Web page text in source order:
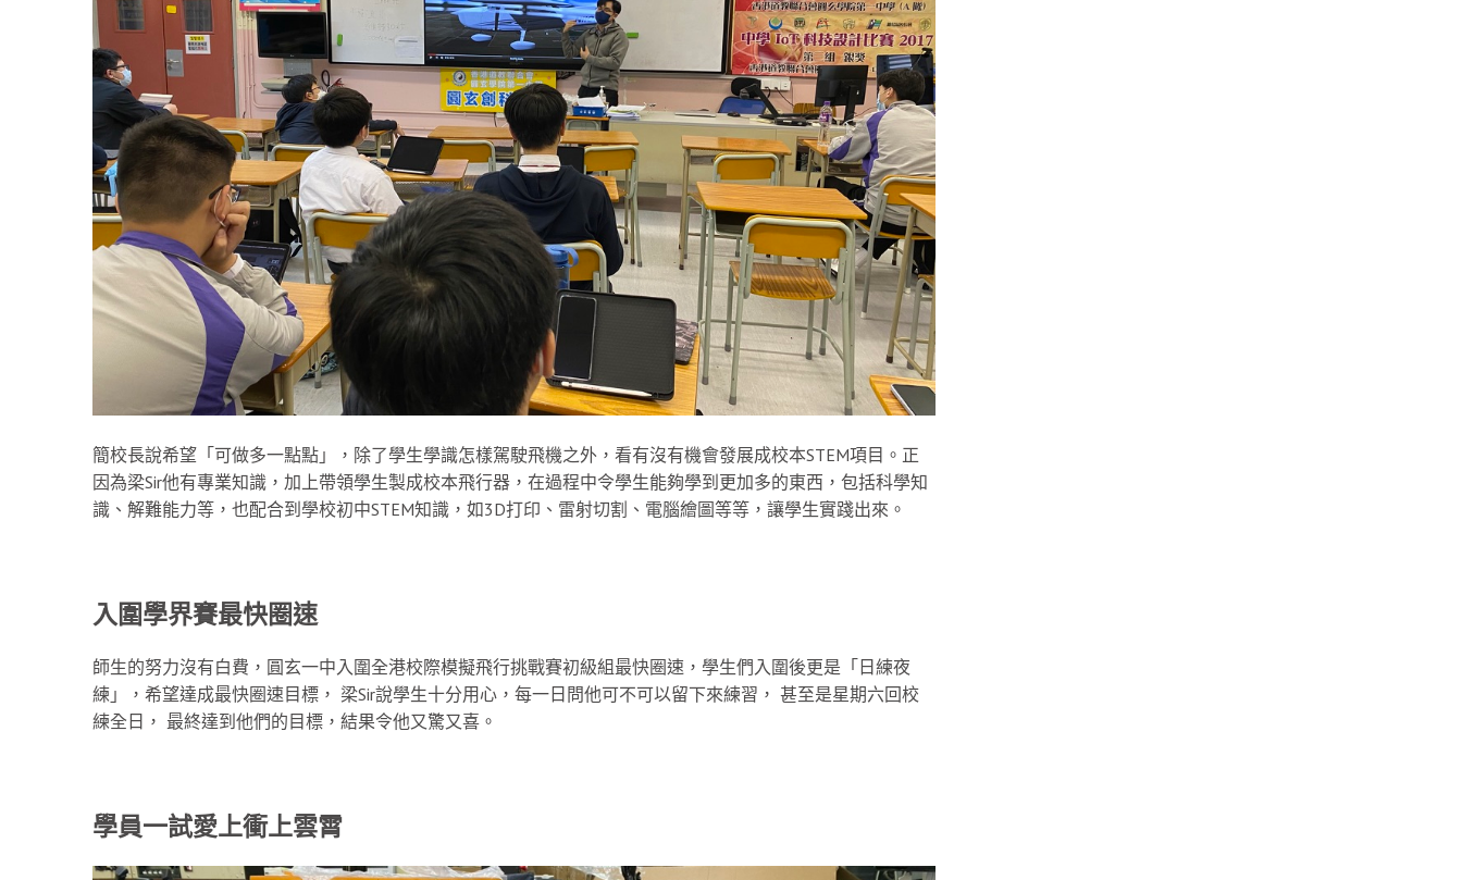
簡校長說希望「可做多一點點」，除了學生學識怎樣駕駛飛機之外，看有沒有機會發展成校本STEM項目。正
因為梁Sir他有專業知識，加上帶領學生製成校本飛行器，在過程中令學生能夠學到更加多的東西，包括科學知
識、解難能力等，也配合到學校初中STEM知識，如3D打印、雷射切割、電腦繪圖等等，讓學生實踐出來。
入圍學界賽最快圈速
師生的努力沒有白費，圓玄一中入圍全港校際模擬飛行挑戰賽初級組最快圈速，學生們入圍後更是「日練夜
練」，希望達成最快圈速目標， 梁Sir說學生十分用心，每一日問他可不可以留下來練習， 甚至是星期六回校
練全日， 最終達到他們的目標，結果令他又驚又喜。
學員一試愛上衝上雲霄